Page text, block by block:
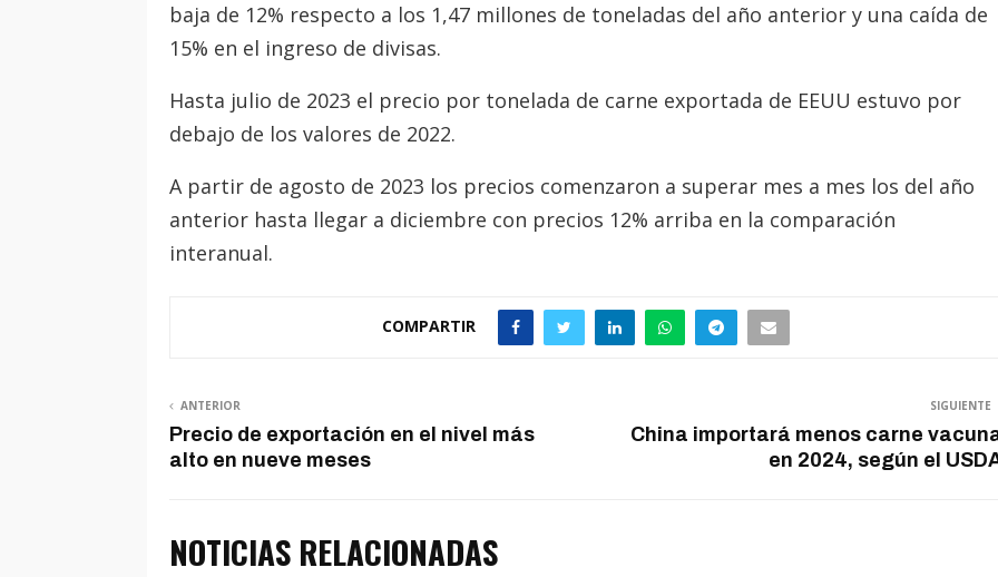
baja de 12% respecto a los 1,47 millones de toneladas del año anterior y una caída de
15% en el ingreso de divisas.
Hasta julio de 2023 el precio por tonelada de carne exportada de EEUU estuvo por
debajo de los valores de 2022.
A partir de agosto de 2023 los precios comenzaron a superar mes a mes los del año
anterior hasta llegar a diciembre con precios 12% arriba en la comparación
interanual.
COMPARTIR
ANTERIOR
Precio de exportación en el nivel más
alto en nueve meses
SIGUIENTE
China importará menos carne
en 2024, según el
NOTICIAS RELACIONADAS